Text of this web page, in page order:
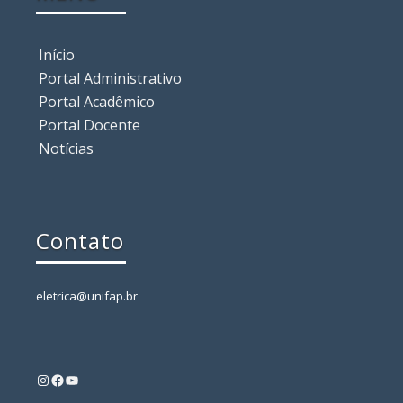
Início
Portal Administrativo
Portal Acadêmico
Portal Docente
Notícias
Contato
eletrica@unifap.br